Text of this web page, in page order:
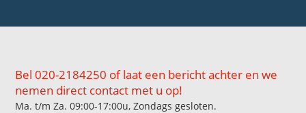
Bel 020-2184250 of laat een bericht achter en we
nemen direct contact met u op!
Ma. t/m Za. 09:00-17:00u, Zondags gesloten.